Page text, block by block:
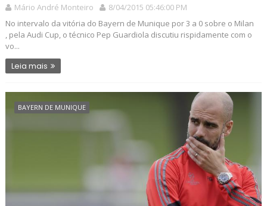
Mário André Monteiro
8/04/2015 05:46:00 PM
No intervalo da vitória do Bayern de Munique por 3 a 0 sobre o Milan
, pela Audi Cup, o técnico Pep Guardiola discutiu rispidamente com o
vo...
Leia mais
BAYERN DE MUNIQUE